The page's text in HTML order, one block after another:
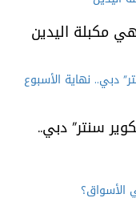
مكبلة اليدين
سنتر” دبي..